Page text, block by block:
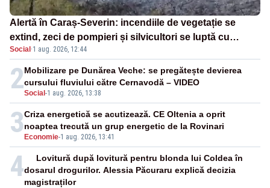
Alertă în Caraș-Severin: incendiile de vegetație se
extind, zeci de pompieri și silvicultori se luptă cu
flăcările - VIDEO
Social ·1 aug. 2026, 12:44
2Social -1 aug. 2026, 13:38
Mobilizare pe Dunărea Veche: se pregătește devierea
cursului fluviului către Cernavodă – VIDEO
3 Economie-1 aug. 2026, 13:41
Criza energetică se acutizează. CE Oltenia a oprit
noaptea trecută un grup energetic de la Rovinari
4
Lovitură după lovitură pentru blonda lui Coldea în
dosarul drogurilor. Alessia Păcuraru explică decizia
magistraților